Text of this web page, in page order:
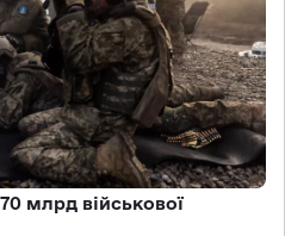
млрд військової